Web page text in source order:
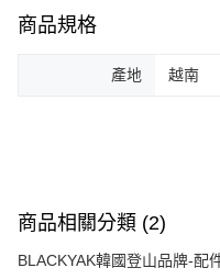
商品規格
產地 越南
商品相關分類 (2)
BLACKYAK韓國登山品牌-配